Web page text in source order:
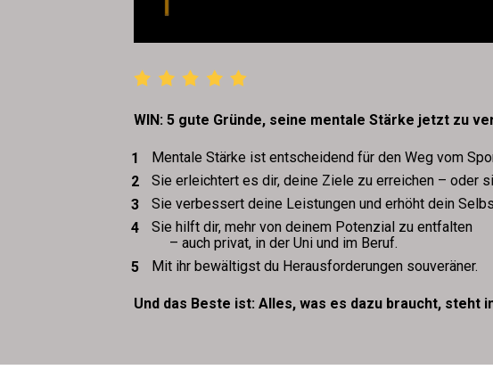
WIN: 5 gute Gründe, seine mentale Stärke jetzt zu
Mentale Stärke ist entscheidend für den Weg vom
Sie erleichtert es dir, deine Ziele zu erreichen – oder
Sie verbessert deine Leistungen und erhöht dein
Sie hilft dir, mehr von deinem Potenzial zu entfalten
– auch privat, in der Uni und im Beruf.
Mit ihr bewältigst du Herausforderungen souveräner.
Und das Beste ist: Alles, was es dazu braucht, steht